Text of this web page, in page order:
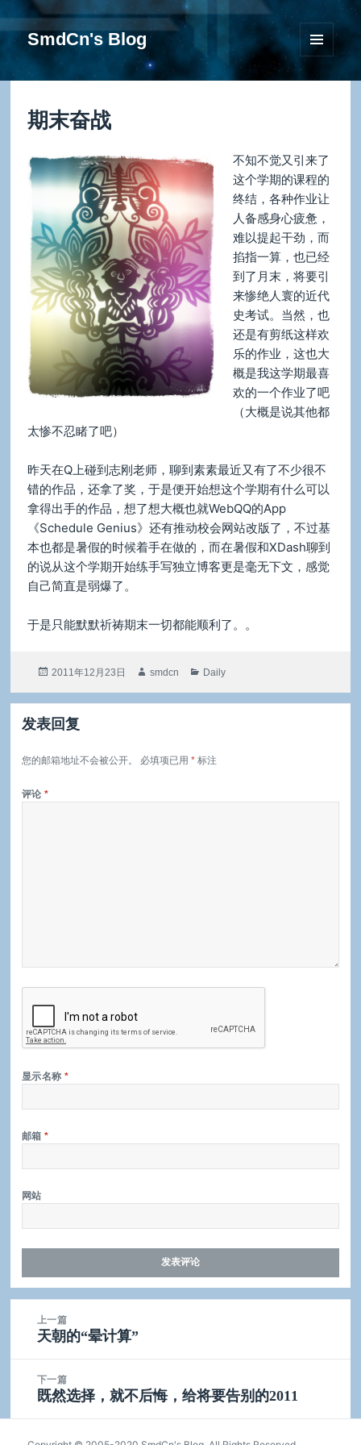
SmdCn's Blog
期末奋战
不知不觉又引来了
这个学期的课程的
终结，各种作业让
人备感身心疲惫，
难以提起干劲，而
掐指一算，也已经
到了月末，将要引
来惨绝人寰的近代
史考试。当然，也
还是有剪纸这样欢
乐的作业，这也大
概是我这学期最喜
欢的一个作业了吧
（大概是说其他都
太惨不忍睹了吧）
昨天在Q上碰到志刚老师，聊到素素最近又有了不少很不
错的作品，还拿了奖，于是便开始想这个学期有什么可以
拿得出手的作品，想了想大概也就WebQQ的App
《Schedule Genius》还有推动校会网站改版了，不过基
本也都是暑假的时候着手在做的，而在暑假和XDash聊到
的说从这个学期开始练手写独立博客更是毫无下文，感觉
自己简直是弱爆了。
于是只能默默祈祷期末一切都能顺利了。。
发
2011年12月23日
作
smdcn
分
Daily
发表回复
您的邮箱地址不会被公开。 必填项已用 *标注
评论*
显示名称*
邮箱*
网站
上一篇
上
文
章：
天朝的“晕计算”
下一篇
下
既然选择，就不后悔，给将要告别的2011